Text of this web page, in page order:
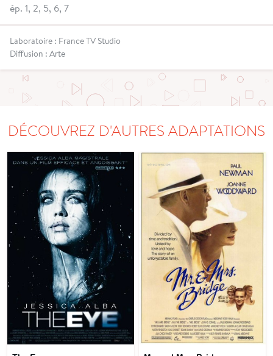
ép. 1, 2, 5, 6, 7
Laboratoire : France TV Studio
Diffusion : Arte
DÉCOUVREZ D'AUTRES ADAPTATIONS